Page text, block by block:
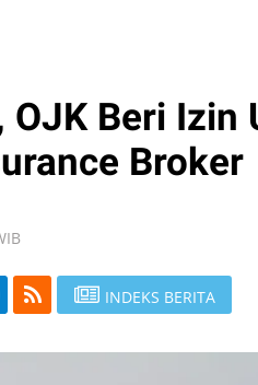
OJK Beri Izin
Broker
INDEKS BERITA